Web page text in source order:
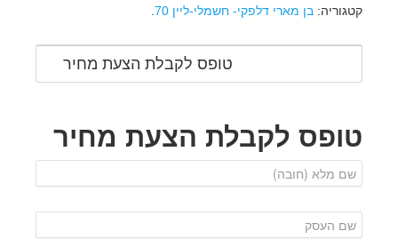
קטגוריה: בן מארי דלפקי- חשמלי-ליין 70
טופס לקבלת הצעת מחיר
טופס לקבלת הצעת מחיר